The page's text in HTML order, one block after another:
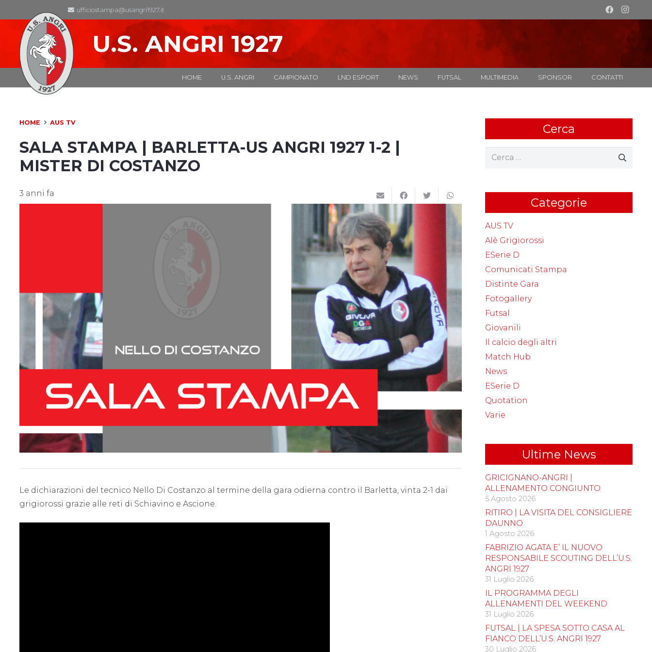
ufficiostampa@usangri1927.it
U.S. ANGRI 1927
HOME U.S. ANGRI CAMPIONATO LND ESPORT NEWS FUTSAL MULTIMEDIA SPONSOR CONTATTI
HOME AUS TV
SALA STAMPA | BARLETTA-US ANGRI 1927 1-2 |
MISTER DI COSTANZO
3 anni fa
Le dichiarazioni del tecnico Nello Di Costanzo al termine della gara odierna contro il Barletta, vinta 2-1 dai
grigiorossi grazie alle reti di Schiavino e Ascione.
Cerca
Ricerca
Categorie
AUS TV
Alè Grigiorossi
ESerie D
Comunicati Stampa
Distinte Gara
Fotogallery
Futsal
Giovanili
Il calcio degli altri
Match Hub
News
ESerie D
Quotation
Varie
Ultime News
GRICIGNANO-ANGRI |
ALLENAMENTO CONGIUNTO
5 Agosto 2026
RITIRO | LA VISITA DEL CONSIGLIERE
DAUNNO
1 Agosto 2026
FABRIZIO AGATA E’ IL NUOVO
RESPONSABILE SCOUTING DELL’U.S.
ANGRI 1927
31 Luglio 2026
IL PROGRAMMA DEGLI
ALLENAMENTI DEL WEEKEND
31 Luglio 2026
FUTSAL | LA SPESA SOTTO CASA AL
FIANCO DELL’U.S. ANGRI 1927
30 Luglio 2026